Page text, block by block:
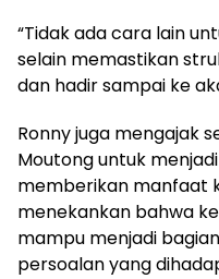
“Tidak ada cara lain
selain memastikan
dan hadir sampai ke
Ronny juga mengajak
Moutong untuk
memberikan manfaat
menekankan bahwa
mampu menjadi
persoalan yang